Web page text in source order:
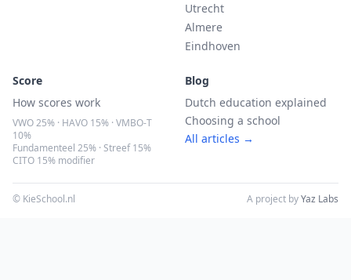
Utrecht
Almere
Eindhoven
Score
How scores work
VWO 25% · HAVO 15% · VMBO-T
10%
Fundamenteel 25% · Streef 15%
CITO 15% modifier
Blog
Dutch education explained
Choosing a school
All articles →
© KieSchool.nl A project byYaz Labs